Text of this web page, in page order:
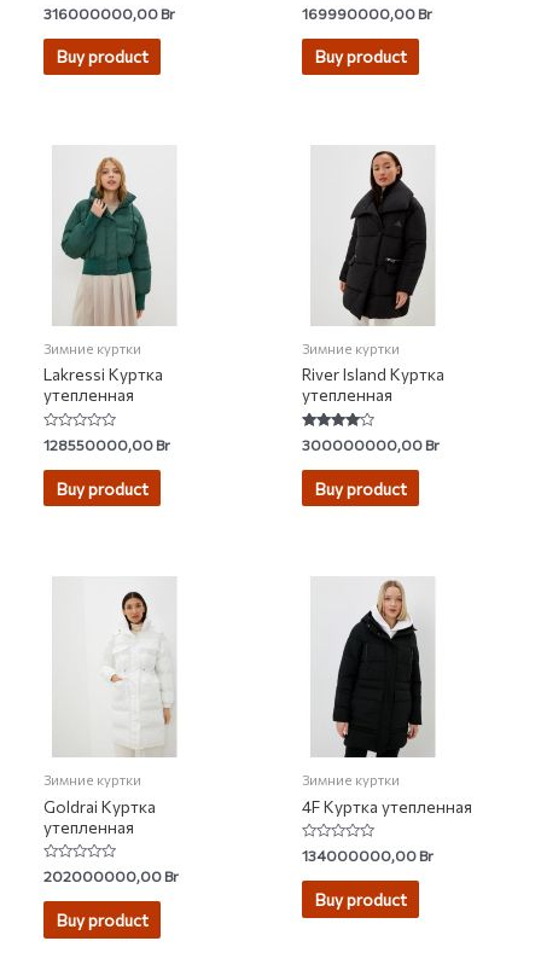
Rated
5.00
out of 5
316000000,00Br
Buy product
Rated
5.00
out of 5
169990000,00Br
Buy product
Зимние куртки
Lakressi Куртка
утепленная
Rated
0
out
128550000,00Br
Buy product
Зимние куртки
River Island Куртка
утепленная
Rated
3.80
out of 5
300000000,00Br
Buy product
Зимние куртки
Goldrai Куртка
утепленная
Rated
0
out
202000000,00Br
Buy product
Зимние куртки
4F Куртка утепленная
Rated
0
out
134000000,00Br
Buy product